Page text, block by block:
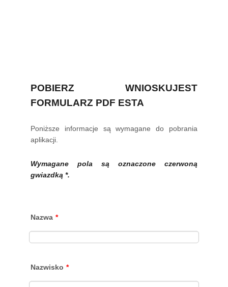
POBIERZ WNIOSKUJEST
FORMULARZ PDF ESTA
Poniższe informacje są wymagane do pobrania
aplikacji.
Wymagane pola są oznaczone czerwoną
gwiazdką *.
Nazwa *
Nazwisko *